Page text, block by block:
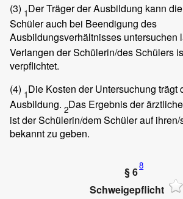
(3) 1Der Träger der Ausbildung kann
Schüler auch bei Beendigung des
Ausbildungsverhältnisses untersuchen
Verlangen der Schülerin/des Schülers
verpflichtet.
(4) 1Die Kosten der Untersuchung trägt
Ausbildung. 2Das Ergebnis der
ist der Schülerin/dem Schüler auf
bekannt zu geben.
§ 68
Schweigepflicht